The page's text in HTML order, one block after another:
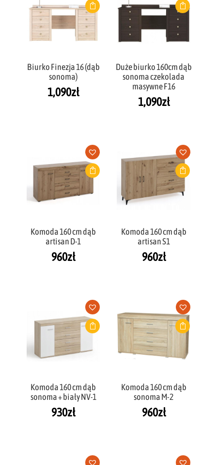
Biurko Finezja 16 (dąb
sonoma)
1,090zł
Duże biurko 160cm dąb
sonoma czekolada
masywne F16
1,090zł
Komoda 160 cm dąb
artisan D-1
960zł
Komoda 160 cm dąb
artisan S1
960zł
Komoda 160 cm dąb
sonoma + biały NV-1
930zł
Komoda 160 cm dąb
sonoma M-2
960zł